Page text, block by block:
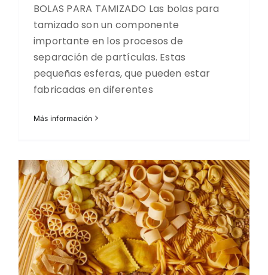
BOLAS PARA TAMIZADO Las bolas para
tamizado son un componente
importante en los procesos de
separación de partículas. Estas
pequeñas esferas, que pueden estar
fabricadas en diferentes
Más información